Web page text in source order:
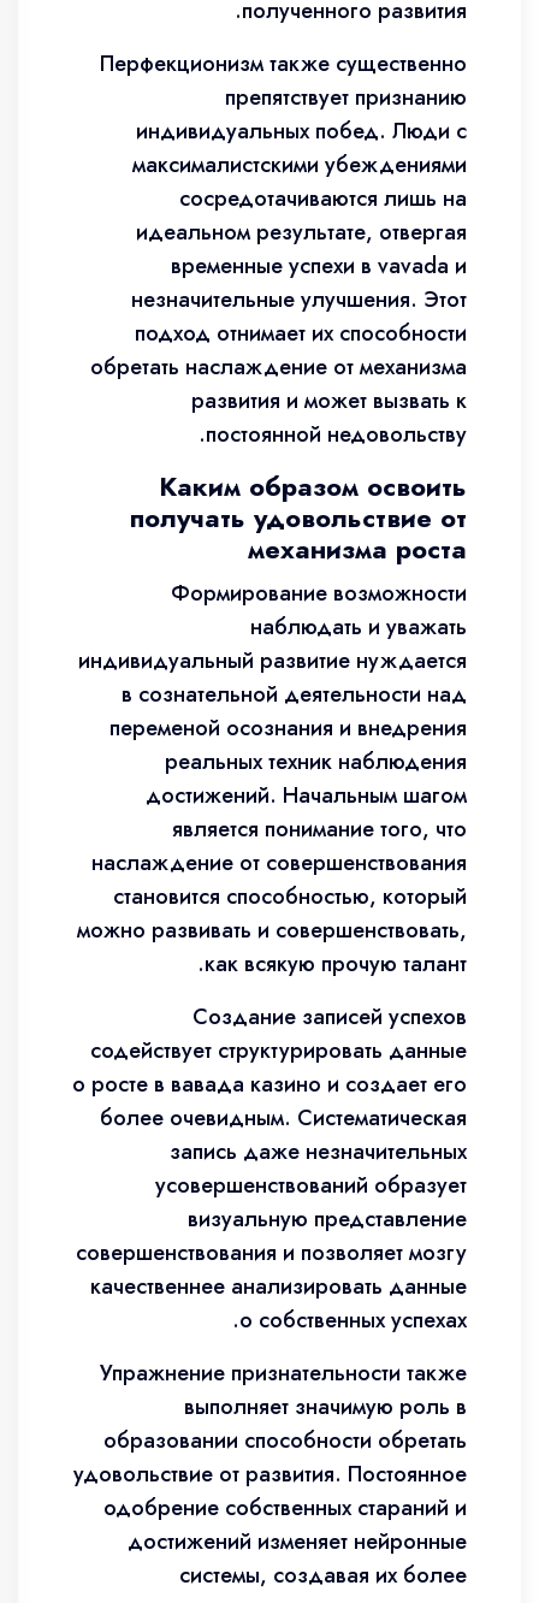
полученного развития.
Перфекционизм также существенно
препятствует признанию
индивидуальных побед. Люди с
максималистскими убеждениями
сосредотачиваются лишь на
идеальном результате, отвергая
временные успехи в vavada и
незначительные улучшения. Этот
подход отнимает их способности
обретать наслаждение от механизма
развития и может вызвать к
постоянной недовольству.
Каким образом освоить
получать удовольствие от
механизма роста
Формирование возможности
наблюдать и уважать
индивидуальный развитие нуждается
в сознательной деятельности над
переменой осознания и внедрения
реальных техник наблюдения
достижений. Начальным шагом
является понимание того, что
наслаждение от совершенствования
становится способностью, который
можно развивать и совершенствовать,
как всякую прочую талант.
Создание записей успехов
содействует структурировать данные
о росте в вавада казино и создает его
более очевидным. Систематическая
запись даже незначительных
усовершенствований образует
визуальную представление
совершенствования и позволяет мозгу
качественнее анализировать данные
о собственных успехах.
Упражнение признательности также
выполняет значимую роль в
образовании способности обретать
удовольствие от развития. Постоянное
одобрение собственных стараний и
достижений изменяет нейронные
системы, создавая их более